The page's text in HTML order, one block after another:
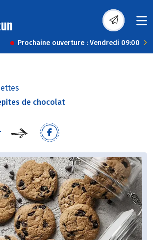
Prochaine ouverture : Vendredi 09:00
de chocolat